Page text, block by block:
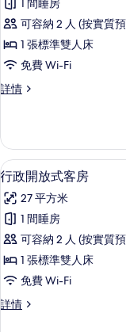
條
有
經
典
開
放
客
房
的
相
片
可容納 2 人 (按實質
1 張標準雙人床
免費 Wi-Fi
詳情
經
式
客
房
詳
情
載
入
所
有
行
政
開
放
11
行政開放式客房
27 平方米
1 間睡房
可容納 2 人 (按實質
1 張標準雙人床
免費 Wi-Fi
詳情
行